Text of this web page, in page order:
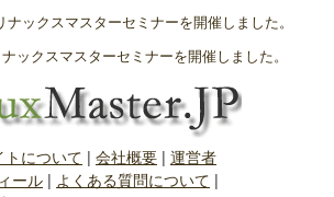
ックスマスターセミナーを開催しました。
ックスマスターセミナーを開催しました。
トについて | 会社概要| 運営者
ール| よくある質問について |